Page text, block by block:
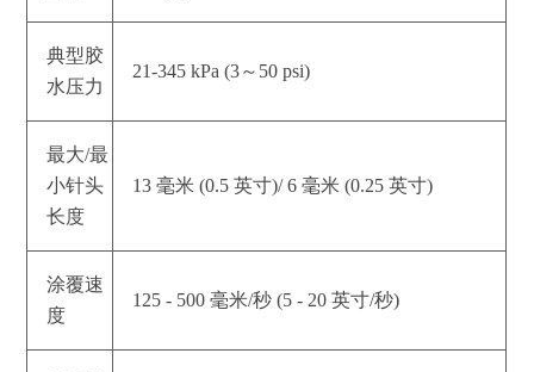
典型胶
水压力
21-345 kPa (3～50 psi)
最大/最
小针头
长度
13 毫米 (0.5 英寸)/ 6 毫米 (0.25 英寸)
涂覆速
度
125 - 500 毫米/秒 (5 - 20 英寸/秒)